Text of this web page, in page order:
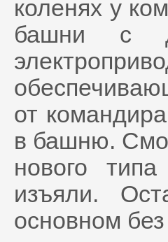
коленях у
башни с
от
в башню.
нового
изъяли.
основном